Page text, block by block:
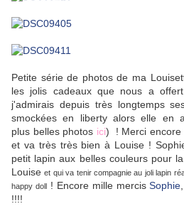
Petite série de photos de ma
les jolis cadeaux que nous a offert
j'admirais depuis très longtemps
smockées en liberty alors elle en
plus belles photos ici) ! Merci encore
et va très très bien à Louise !
petit lapin aux belles couleurs pour
Louiseet qui va tenir compagnie au joli lapin
happy doll! Encore mille mercisSophie
!!!!